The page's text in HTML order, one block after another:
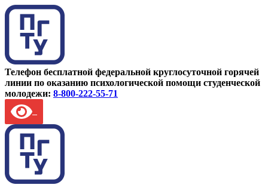
Телефон бесплатной федеральной круглосуточной горячей
линии по оказанию психологической помощи студенческой
молодежи: 8-800-222-55-71